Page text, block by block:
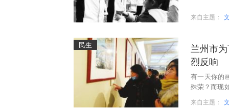
来自主题：
民生
兰州市
烈反响
有一天你的
殊荣？而现
来自主题：